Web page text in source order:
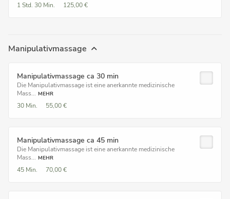
1 Std. 30 Min. 125,00 €
Manipulativmassage
Manipulativmassage ca 30 min
Die Manipulativmassage ist eine anerkannte medizinische
Mass... MEHR
30 Min. 55,00 €
Manipulativmassage ca 45 min
Die Manipulativmassage ist eine anerkannte medizinische
Mass... MEHR
45 Min. 70,00 €